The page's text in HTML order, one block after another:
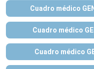
Cuadro médico
Cuadro médico
Cuadro médico